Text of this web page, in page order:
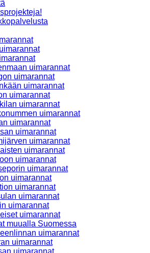
uimarannat
uimarannat
uimarannat
uimarannat
uimarannat
uimarannat
uimarannat
uimarannat
uimarannat
uimarannat
uimarannat
uimarannat
uimarannat
uimarannat
uimarannat
uimarannat
uimarannat
muualla Suomessa
uimarannat
uimarannat
uimarannat